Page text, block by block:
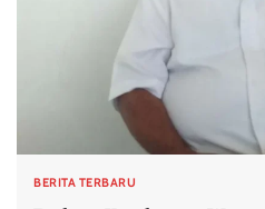
BERITA TERBARU